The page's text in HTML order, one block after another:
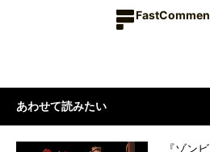
あわせて読みたい
『ゾン